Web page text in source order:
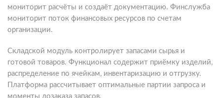
мониторит расчёты и создаёт документацию. Финслужба
мониторит поток финансовых ресурсов по счетам
организации.
Складской модуль контролирует запасами сырья и
готовой товаров. Функционал содержит приёмку изделий,
распределение по ячейкам, инвентаризацию и отгрузку.
Платформа рассчитывает оптимальные партии запроса и
моменты дозаказа запасов.